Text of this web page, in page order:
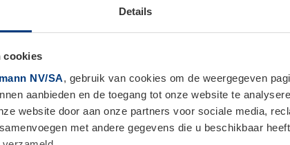
Details
cookies
NV/SA, gebruik van cookies om de weergegeven
aanbieden en de toegang tot onze website te
website door aan onze partners voor sociale media,
met andere gegevens die u beschikbaar